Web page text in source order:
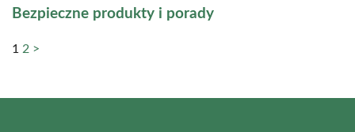
Bezpieczne produkty i porady
1 2 >